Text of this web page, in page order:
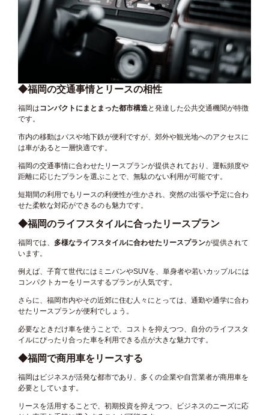
◆福岡の交通事情とリースの相性
福岡はコンパクトにまとまった都市構造と発達した公共交通機関が特徴
です。
市内の移動はバスや地下鉄が便利ですが、郊外や観光地へのアクセスに
は車があると一層快適です。
福岡の交通事情に合わせたリースプランが提供されており、運転頻度や
距離に応じたプランを選ぶことで、無駄のない利用が可能です。
短期間の利用でもリースの利便性が生かされ、突然の出張や予定に合わ
せた柔軟な対応ができるのも魅力です。
◆福岡のライフスタイルに合ったリースプラン
福岡では、 多様なライフスタイルに合わせたリースプランが提供されて
います。
例えば、子育て世代にはミニバンやSUVを、単身者や若いカップルには
コンパクトカーをリースするプランが人気です。
さらに、福岡市内やその近郊に住む人々にとっては、通勤や通学に合わ
せたリースプランが便利でしょう。
必要なときだけ車を使うことで、コストを抑えつつ、自分のライフスタ
イルにぴったり合った車を利用できる点が大きな魅力です。
◆福岡で商用車をリースする
福岡はビジネスが活発な都市であり、多くの企業や自営業者が商用車を
必要としています。
リースを活用することで、初期投資を抑えつつ、ビジネスのニーズに応